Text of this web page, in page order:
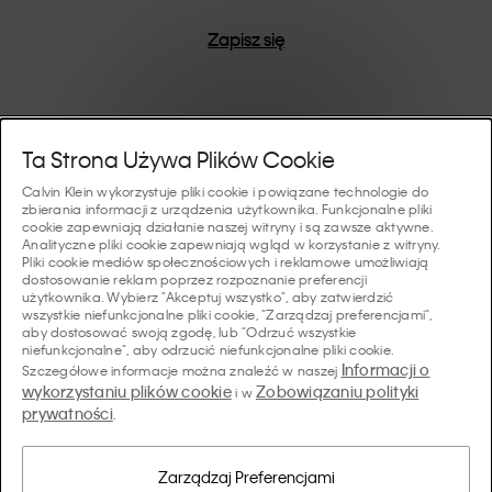
Zapisz się
Pomoc I Wsparcie
FAQ
Status zamówienia
Zamówienia i Dostawa
Zwroty i Zwroty Pieniędzy
Płatności
Tabela Rozmiarów
Kolekcje
#MYCALVINS
Calvin Klein Collection
Calvin Klein Underwear
Calvin Klein Sport
Wskazówki I Poradniki
Przewodnik po bieliźnie damskiej
Przewodnik po bieliźnie męskiej
Przewodnik po krojach jeansów damskich
O Nas
O Marce Calvin Klein
Dane Firmy
Język/ Kraj
Ta Strona Używa Plików Cookie
Calvin Klein wykorzystuje pliki cookie i powiązane technologie do
zbierania informacji z urządzenia użytkownika. Funkcjonalne pliki
cookie zapewniają działanie naszej witryny i są zawsze aktywne.
Analityczne pliki cookie zapewniają wgląd w korzystanie z witryny.
Pliki cookie mediów społecznościowych i reklamowe umożliwiają
dostosowanie reklam poprzez rozpoznanie preferencji
użytkownika. Wybierz "Akceptuj wszystko", aby zatwierdzić
wszystkie niefunkcjonalne pliki cookie, "Zarządzaj preferencjami",
aby dostosować swoją zgodę, lub "Odrzuć wszystkie
niefunkcjonalne", aby odrzucić niefunkcjonalne pliki cookie.
Szczegółowe informacje można znaleźć w naszej Informacji o
wykorzystaniu plików cookiei wZobowiązaniu polityki
prywatności.
Zarządzaj Preferencjami